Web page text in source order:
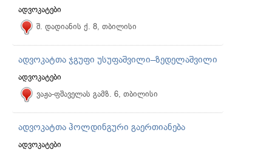
ადვოკატები
შ. დადიანის ქ. 8, თბილისი
ადვოკატთა ჯგუფი უსუფაშვილი–ზედელაშვილი
ადვოკატები
ვაჟა-ფშაველას გამზ. 6, თბილისი
ადვოკატთა ჰოლდინგური გაერთიანება
ადვოკატები